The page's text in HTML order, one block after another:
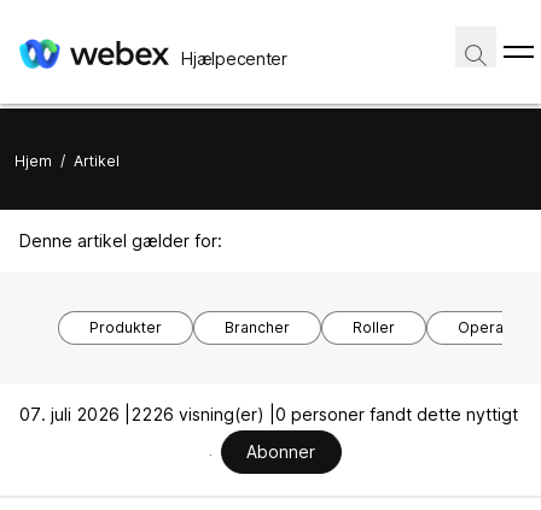
Hjælpecenter
Hjem / Artikel
Denne artikel gælder for:
Produkter Brancher Roller
07. juli 2026 | 2226 visning(er) | 0 personer fandt dette nyttigt
Abonner